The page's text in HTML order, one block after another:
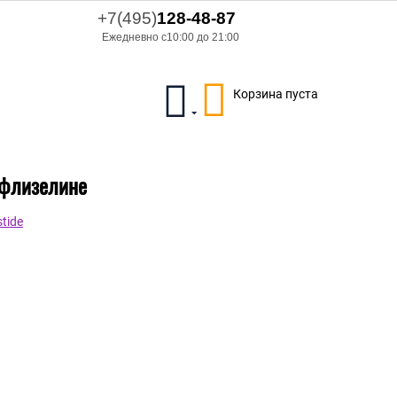
+7(495)128-48-87
Ежедневно с10:00 до 21:00
Корзина пуста